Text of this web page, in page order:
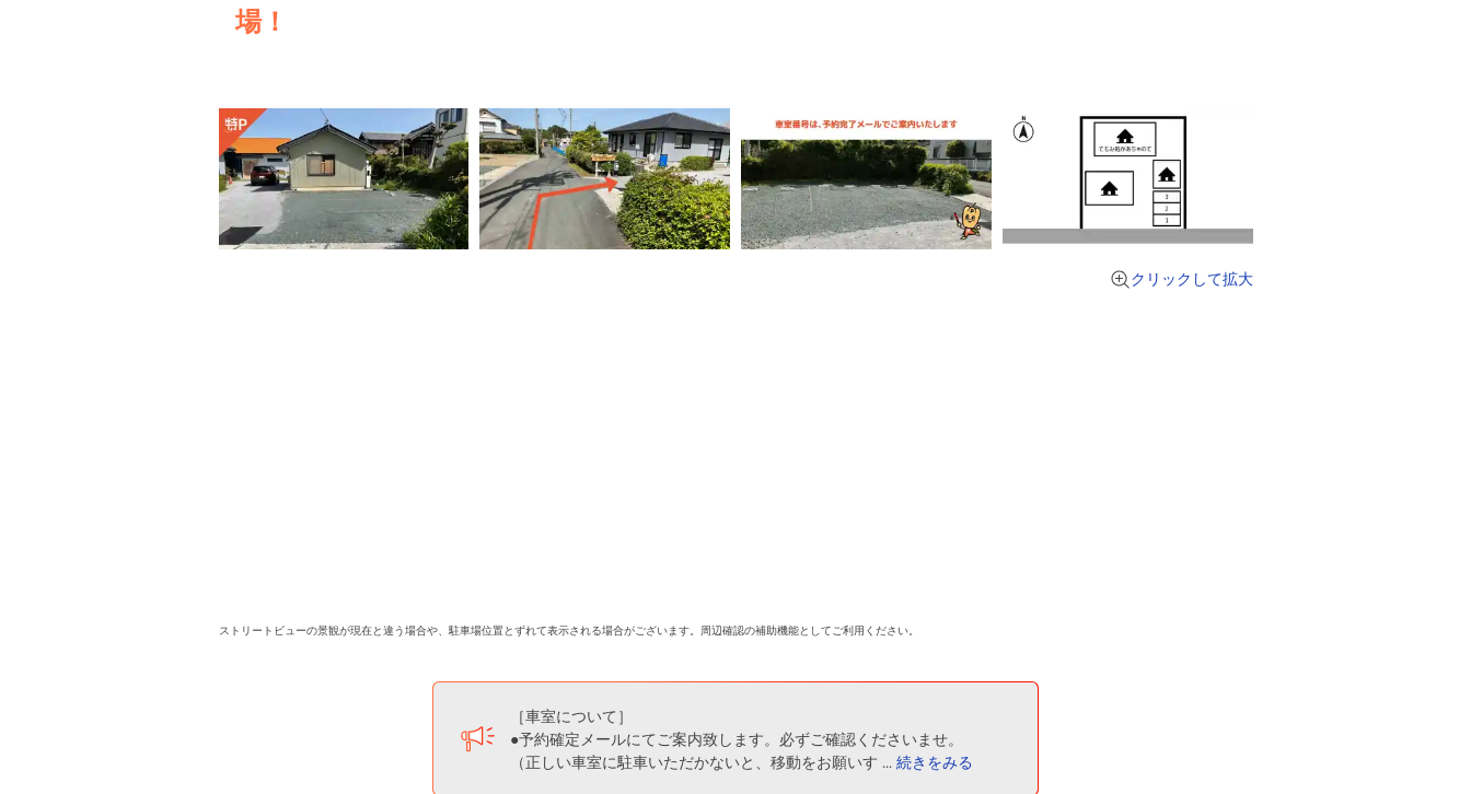
場！
クリックして拡大
ストリートビューの景観が現在と違う場合や、駐車場位置とずれて表示される場合がございます。周辺確認の補助機能としてご利用ください。
［車室について］
●予約確定メールにてご案内致します。必ずご確認くださいませ。
（正しい車室に駐車いただかないと、移動をお願いす ... 続きをみる